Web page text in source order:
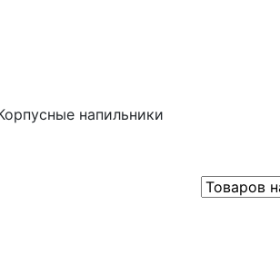
напильники